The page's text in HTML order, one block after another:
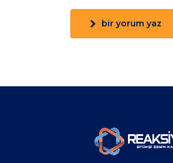
bir yorum yaz